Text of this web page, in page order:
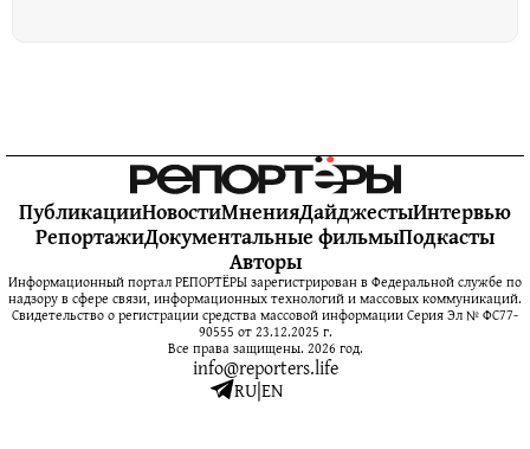
ПубликацииНовостиМненияДайджестыИнтервью
РепортажиДокументальные фильмыПодкасты
Авторы
Информационный портал РЕПОРТЁРЫ зарегистрирован в Федеральной службе по
надзору в сфере связи, информационных технологий и массовых коммуникаций.
Свидетельство о регистрации средства массовой информации Серия Эл № ФС77-
90555 от 23.12.2025 г.
Все права защищены. 2026 год.
info@reporters.life
RU|EN